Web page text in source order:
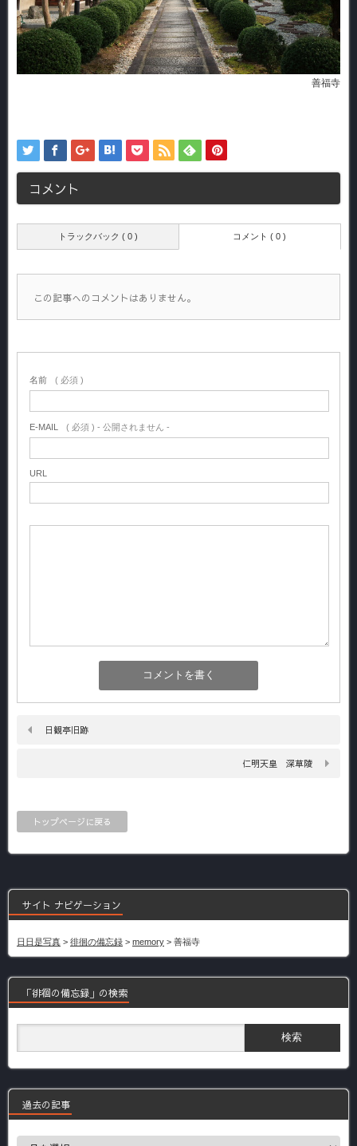
善福寺
コメント
トラックバック ( 0 ) コメント ( 0 )
この記事へのコメントはありません。
名前 ( 必須 )
E-MAIL ( 必須 ) - 公開されません -
URL
日観亭旧跡
仁明天皇 深草陵
トップページに戻る
サイト ナビゲーション
日日是写真 > 徘徊の備忘録 > memory > 善福寺
「徘徊の備忘録」の検索
過去の記事
過